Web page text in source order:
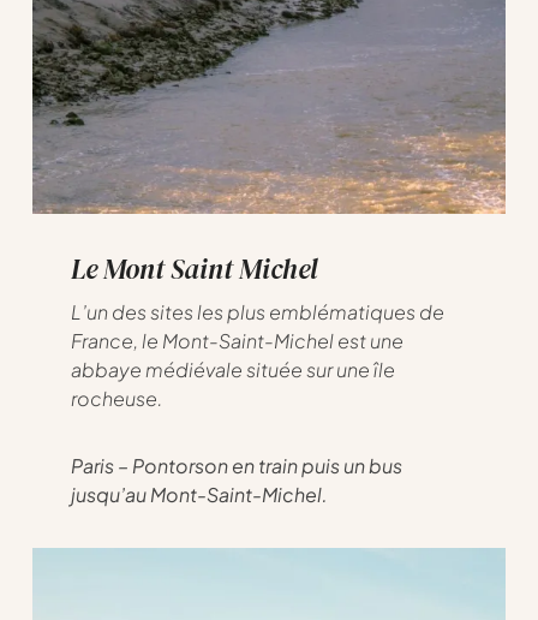
Le Mont Saint Michel
L’un des sites les plus emblématiques de
France, le Mont-Saint-Michel est une
abbaye médiévale située sur une île
rocheuse.
Paris – Pontorson en train puis un bus
jusqu’au Mont-Saint-Michel.